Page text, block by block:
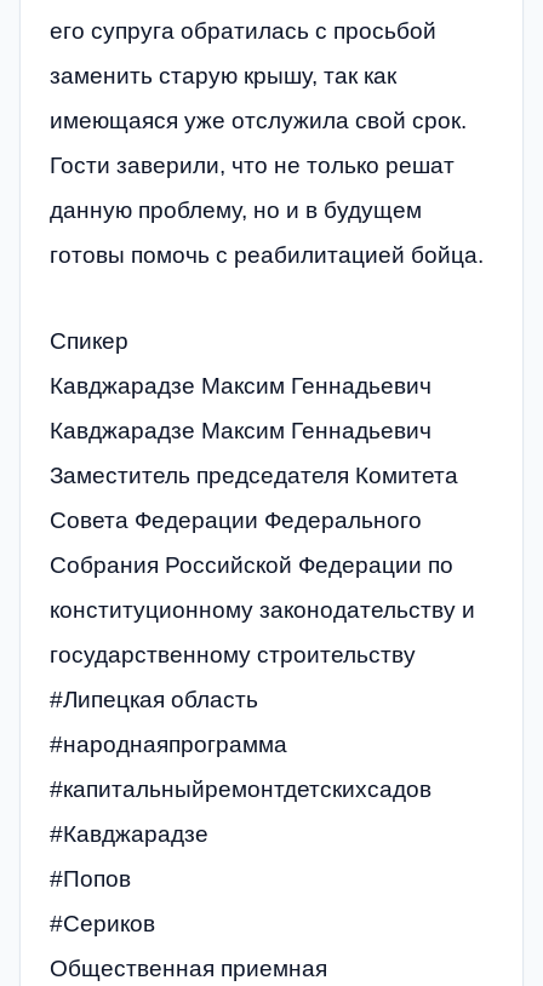
его супруга обратилась с просьбой
заменить старую крышу, так как
имеющаяся уже отслужила свой срок.
Гости заверили, что не только решат
данную проблему, но и в будущем
готовы помочь с реабилитацией бойца.
Спикер
Кавджарадзе Максим Геннадьевич
Кавджарадзе Максим Геннадьевич
Заместитель председателя Комитета
Совета Федерации Федерального
Собрания Российской Федерации по
конституционному законодательству и
государственному строительству
#Липецкая область
#народнаяпрограмма
#капитальныйремонтдетскихсадов
#Кавджарадзе
#Попов
#Сериков
Общественная приемная